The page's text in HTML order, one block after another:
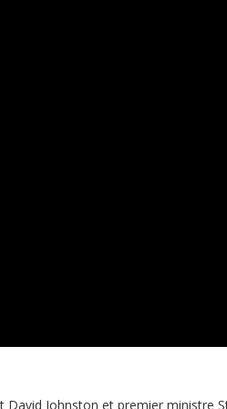
Johnston et premier ministre